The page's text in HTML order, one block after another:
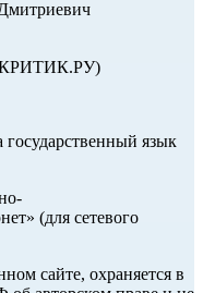
язык
(для сетевого
сайте, охраняется в